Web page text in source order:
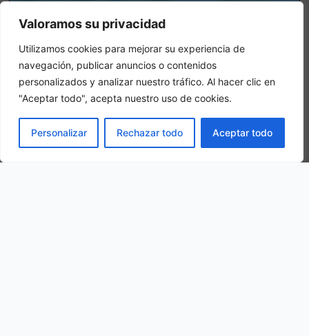
Valoramos su privacidad
Utilizamos cookies para mejorar su experiencia de
navegación, publicar anuncios o contenidos
personalizados y analizar nuestro tráfico. Al hacer clic en
"Aceptar todo", acepta nuestro uso de cookies.
Personalizar Rechazar todo Aceptar todo
Habitacion TripleRESERVAR